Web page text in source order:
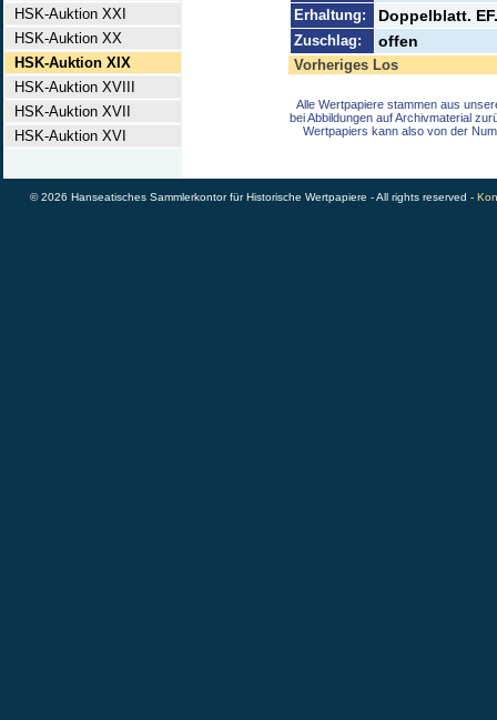
HSK-Auktion XXI
HSK-Auktion XX
HSK-Auktion XIX
HSK-Auktion XVIII
HSK-Auktion XVII
HSK-Auktion XVI
Erhaltung: Doppelblatt. EF.
Zuschlag: offen
Vorheriges Los
Alle Wertpapiere stammen aus
bei Abbildungen auf Archivmaterial
Wertpapiers kann also von der
© 2026 Hanseatisches Sammlerkontor für Historische Wertpapiere - All rights reserved -